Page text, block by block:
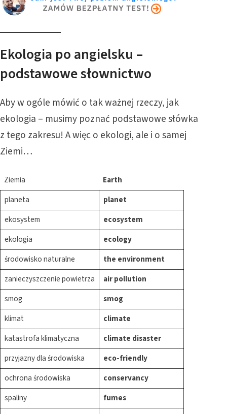
Ekologia po angielsku –
podstawowe słownictwo
Aby w ogóle mówić o tak ważnej rzeczy, jak
ekologia – musimy poznać podstawowe słówka
z tego zakresu! A więc o ekologi, ale i o samej
Ziemi…
Ziemia
Earth
planeta
planet
ekosystem
ecosystem
ekologia
ecology
środowisko naturalne
the environment
zanieczyszczenie powietrza
air pollution
smog
smog
klimat
climate
katastrofa klimatyczna
climate disaster
przyjazny dla środowiska
eco-friendly
ochrona środowiska
conservancy
spaliny
fumes